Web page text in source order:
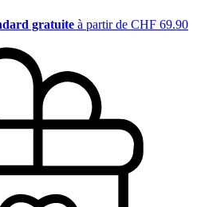
gratuite à partir de CHF 69.90